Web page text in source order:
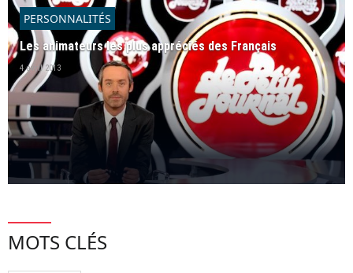
PERSONNALITÉS
Les animateurs les plus appréciés des Français
4 avril 2013
MOTS CLÉS